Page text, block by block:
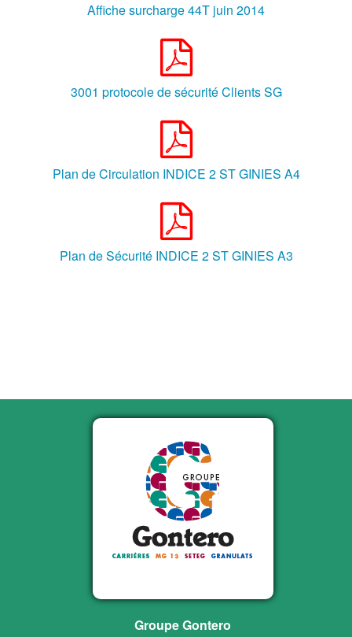
Affiche surcharge 44T juin 2014
3001 protocole de sécurité Clients SG
Plan de Circulation INDICE 2 ST GINIES A4
Plan de Sécurité INDICE 2 ST GINIES A3
Groupe Gontero